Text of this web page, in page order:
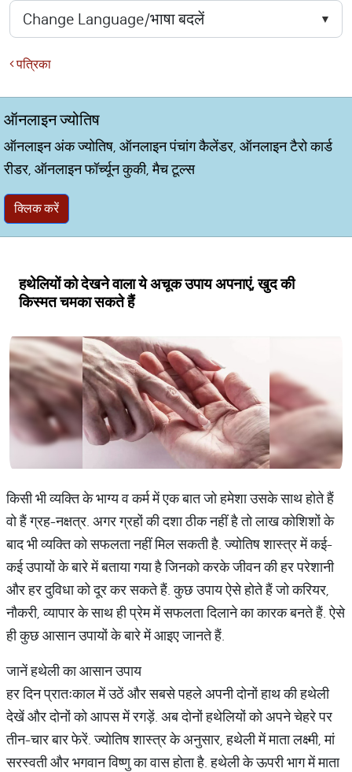
पत्रिका
ऑनलाइन ज्योतिष
ऑनलाइन अंक ज्योतिष, ऑनलाइन पंचांग कैलेंडर, ऑनलाइन टैरो कार्ड
रीडर, ऑनलाइन फॉर्च्यून कुकी, मैच टूल्स
क्लिक करें
हथेलियों को देखने वाला ये अचूक उपाय अपनाएं, खुद की
किस्मत चमका सकते हैं ​
किसी भी व्यक्ति के भाग्य व कर्म में एक बात जो हमेशा उसके साथ होते हैं
वो हैं ग्रह-नक्षत्र. अगर ग्रहों की दशा ठीक नहीं है तो लाख कोशिशों के
बाद भी व्यक्ति को सफलता नहीं मिल सकती है. ज्योतिष शास्त्र में कई-
कई उपायों के बारे में बताया गया है जिनको करके जीवन की हर परेशानी
और हर दुविधा को दूर कर सकते हैं. कुछ उपाय ऐसे होते हैं जो करियर,
नौकरी, व्यापार के साथ ही प्रेम में सफलता दिलाने का कारक बनते हैं. ऐसे
ही कुछ आसान उपायों के बारे में आइए जानते हैं.
जानें हथेली का आसान उपाय
हर दिन प्रातःकाल में उठें और सबसे पहले अपनी दोनों हाथ की हथेली
देखें और दोनों को आपस में रगड़ें. अब दोनों हथेलियों को अपने चेहरे पर
तीन-चार बार फेरें. ज्योतिष शास्त्र के अनुसार, हथेली में माता लक्ष्मी, मां
सरस्वती और भगवान विष्णु का वास होता है. हथेली के ऊपरी भाग में माता